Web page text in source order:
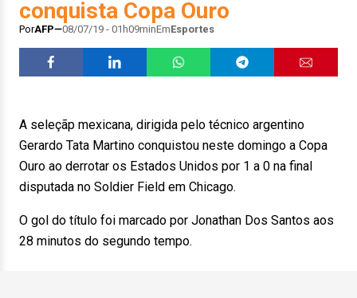
conquista Copa Ouro
PorAFP 08/07/19 - 01h09minEmEsportes
A seleçãp mexicana, dirigida pelo técnico argentino
Gerardo Tata Martino conquistou neste domingo a Copa
Ouro ao derrotar os Estados Unidos por 1 a 0 na final
disputada no Soldier Field em Chicago.
O gol do título foi marcado por Jonathan Dos Santos aos
28 minutos do segundo tempo.